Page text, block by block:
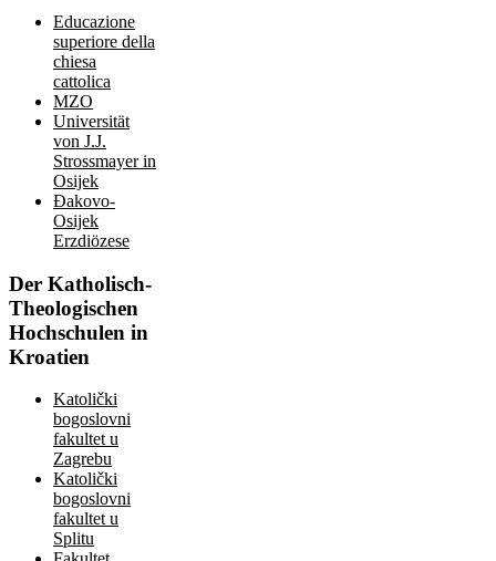
Educazione
superiore della
chiesa
cattolica
MZO
Universität
von J.J.
Strossmayer in
Osijek
Đakovo-
Osijek
Erzdiözese
Der Katholisch-
Theologischen
Hochschulen in
Kroatien
Katolički
bogoslovni
fakultet u
Zagrebu
Katolički
bogoslovni
fakultet u
Splitu